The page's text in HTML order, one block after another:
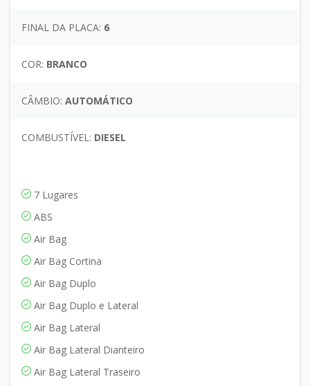
FINAL DA PLACA: 6
COR: BRANCO
CÂMBIO: AUTOMÁTICO
COMBUSTÍVEL: DIESEL
7 Lugares
ABS
Air Bag
Air Bag Cortina
Air Bag Duplo
Air Bag Duplo e Lateral
Air Bag Lateral
Air Bag Lateral Dianteiro
Air Bag Lateral Traseiro